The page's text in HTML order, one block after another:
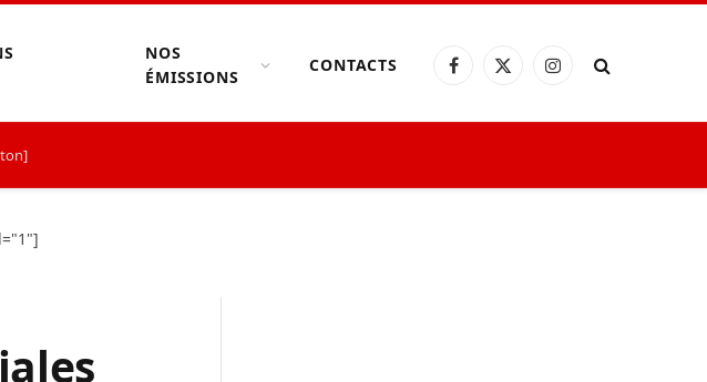
NOS
ÉMISSIONS
CONTACTS Facebook
X
Instagram